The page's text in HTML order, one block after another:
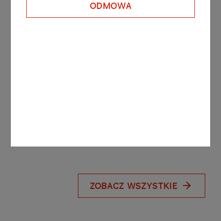
ODMOWA
Więcej
ZOBACZ WSZYSTKIE